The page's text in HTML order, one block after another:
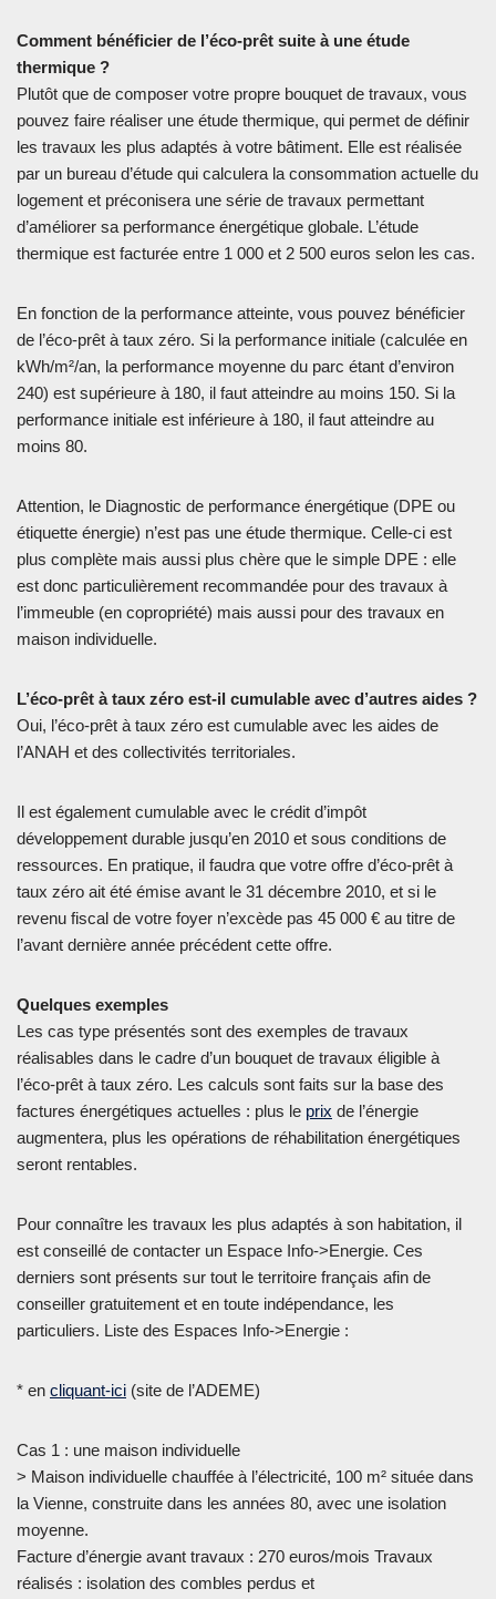
Comment bénéficier de l’éco-prêt suite à une étude
thermique ?
Plutôt que de composer votre propre bouquet de travaux, vous
pouvez faire réaliser une étude thermique, qui permet de définir
les travaux les plus adaptés à votre bâtiment. Elle est réalisée
par un bureau d’étude qui calculera la consommation actuelle du
logement et préconisera une série de travaux permettant
d’améliorer sa performance énergétique globale. L’étude
thermique est facturée entre 1 000 et 2 500 euros selon les cas.
En fonction de la performance atteinte, vous pouvez bénéficier
de l’éco-prêt à taux zéro. Si la performance initiale (calculée en
kWh/m²/an, la performance moyenne du parc étant d’environ
240) est supérieure à 180, il faut atteindre au moins 150. Si la
performance initiale est inférieure à 180, il faut atteindre au
moins 80.
Attention, le Diagnostic de performance énergétique (DPE ou
étiquette énergie) n’est pas une étude thermique. Celle-ci est
plus complète mais aussi plus chère que le simple DPE : elle
est donc particulièrement recommandée pour des travaux à
l’immeuble (en copropriété) mais aussi pour des travaux en
maison individuelle.
L’éco-prêt à taux zéro est-il cumulable avec d’autres aides ?
Oui, l’éco-prêt à taux zéro est cumulable avec les aides de
l’ANAH et des collectivités territoriales.
Il est également cumulable avec le crédit d’impôt
développement durable jusqu’en 2010 et sous conditions de
ressources. En pratique, il faudra que votre offre d’éco-prêt à
taux zéro ait été émise avant le 31 décembre 2010, et si le
revenu fiscal de votre foyer n’excède pas 45 000 € au titre de
l’avant dernière année précédent cette offre.
Quelques exemples
Les cas type présentés sont des exemples de travaux
réalisables dans le cadre d’un bouquet de travaux éligible à
l’éco-prêt à taux zéro. Les calculs sont faits sur la base des
factures énergétiques actuelles : plus le prix de l’énergie
augmentera, plus les opérations de réhabilitation énergétiques
seront rentables.
Pour connaître les travaux les plus adaptés à son habitation, il
est conseillé de contacter un Espace Info->Energie. Ces
derniers sont présents sur tout le territoire français afin de
conseiller gratuitement et en toute indépendance, les
particuliers. Liste des Espaces Info->Energie :
* en cliquant-ici (site de l’ADEME)
Cas 1 : une maison individuelle
> Maison individuelle chauffée à l’électricité, 100 m² située dans
la Vienne, construite dans les années 80, avec une isolation
moyenne.
Facture d’énergie avant travaux : 270 euros/mois Travaux
réalisés : isolation des combles perdus et